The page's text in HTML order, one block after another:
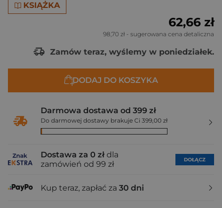
KSIĄŻKA
62,66 zł
98,70 zł - sugerowana cena detaliczna
Zamów teraz, wyślemy w poniedziałek.
DODAJ DO KOSZYKA
Darmowa dostawa od 399 zł
Do darmowej dostawy brakuje Ci 399,00 zł
Dostawa za 0 zł dla
zamówień od 99 zł
DOŁĄCZ
Kup teraz, zapłać za 30 dni